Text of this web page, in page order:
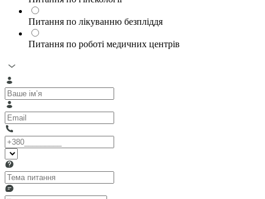
Питання по лікуванню безпліддя
Питання по роботі медичних центрів